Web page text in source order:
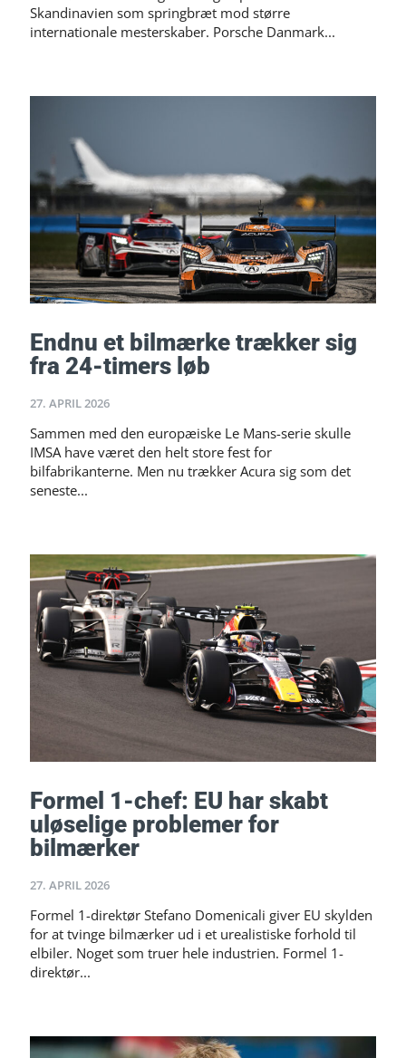
Skandinavien som springbræt mod større
internationale mesterskaber. Porsche Danmark...
Endnu et bilmærke trækker sig
fra 24-timers løb
27. APRIL 2026
Sammen med den europæiske Le Mans-serie skulle
IMSA have været den helt store fest for
bilfabrikanterne. Men nu trækker Acura sig som det
seneste...
Formel 1-chef: EU har skabt
uløselige problemer for
bilmærker
27. APRIL 2026
Formel 1-direktør Stefano Domenicali giver EU skylden
for at tvinge bilmærker ud i et urealistiske forhold til
elbiler. Noget som truer hele industrien. Formel 1-
direktør...